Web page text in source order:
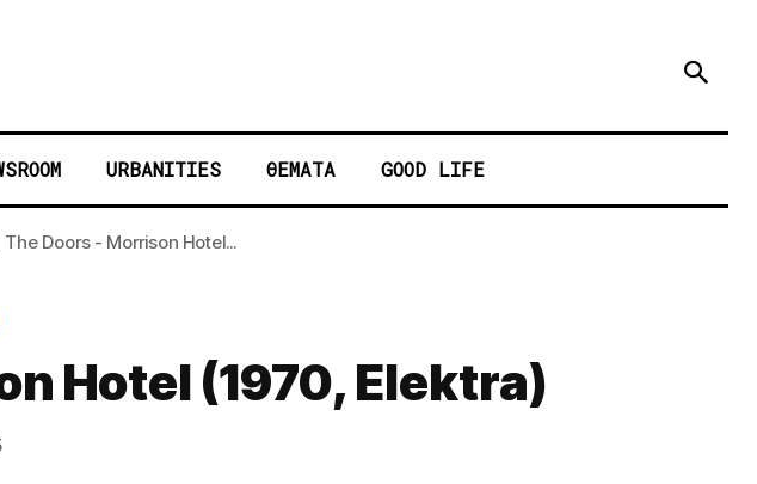
URBANITIES ΘΕΜΑΤΑ GOOD LIFE
The Doors - Morrison Hotel...
Hotel (1970, Elektra)